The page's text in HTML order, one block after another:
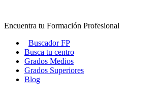
contenido
Encuentra tu Formación Profesional
Buscador FP
Busca tu centro
Grados Medios
Grados Superiores
Blog